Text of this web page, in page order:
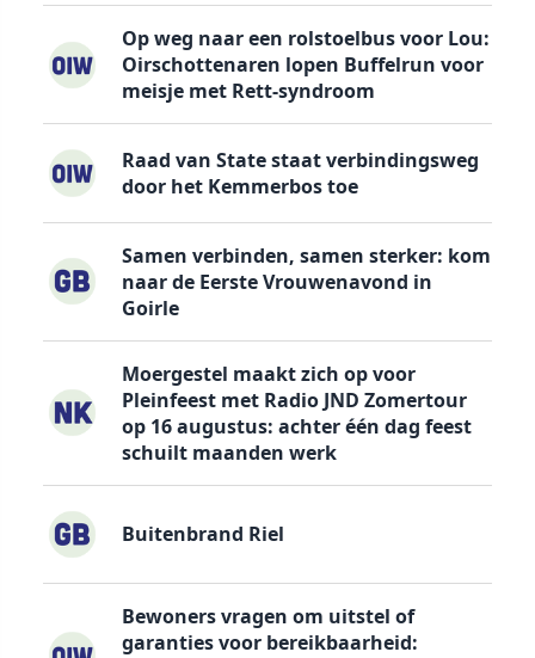
Op weg naar een rolstoelbus voor Lou:
Oirschottenaren lopen Buffelrun voor
meisje met Rett-syndroom
Raad van State staat verbindingsweg
door het Kemmerbos toe
Samen verbinden, samen sterker: kom
naar de Eerste Vrouwenavond in
Goirle
Moergestel maakt zich op voor
Pleinfeest met Radio JND Zomertour
op 16 augustus: achter één dag feest
schuilt maanden werk
Buitenbrand Riel
Bewoners vragen om uitstel of
garanties voor bereikbaarheid: